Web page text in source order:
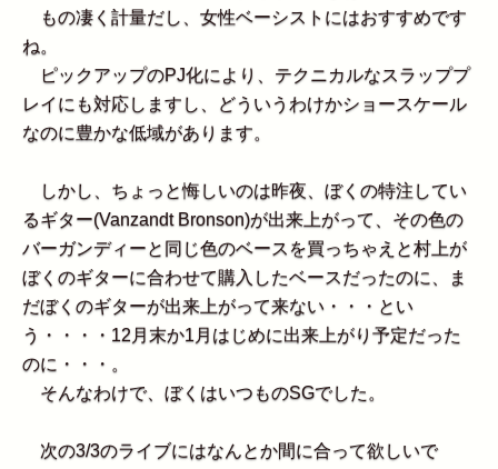
もの凄く計量だし、女性ベーシストにはおすすめです
ね。
ピックアップのPJ化により、テクニカルなスラッププ
レイにも対応しますし、どういうわけかショースケール
なのに豊かな低域があります。
しかし、ちょっと悔しいのは昨夜、ぼくの特注してい
るギター(Vanzandt Bronson)が出来上がって、その色の
バーガンディーと同じ色のベースを買っちゃえと村上が
ぼくのギターに合わせて購入したベースだったのに、ま
だぼくのギターが出来上がって来ない・・・とい
う・・・・12月末か1月はじめに出来上がり予定だった
のに・・・。
そんなわけで、ぼくはいつものSGでした。
次の3/3のライブにはなんとか間に合って欲しいで